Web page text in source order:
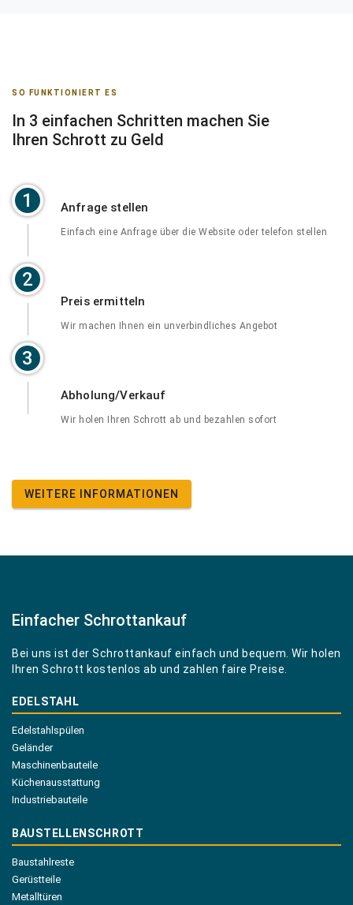
SO FUNKTIONIERT ES
In 3 einfachen Schritten machen Sie
Ihren Schrott zu Geld
1
2
3
Anfrage stellen
Einfach eine Anfrage über die Website oder telefon stellen
Preis ermitteln
Wir machen Ihnen ein unverbindliches Angebot
Abholung/Verkauf
Wir holen Ihren Schrott ab und bezahlen sofort
WEITERE INFORMATIONEN
Einfacher Schrottankauf
Bei uns ist der Schrottankauf einfach und bequem. Wir holen
Ihren Schrott kostenlos ab und zahlen faire Preise.
EDELSTAHL
Edelstahlspülen
Geländer
Maschinenbauteile
Küchenausstattung
Industriebauteile
BAUSTELLENSCHROTT
Baustahlreste
Gerüstteile
Metalltüren